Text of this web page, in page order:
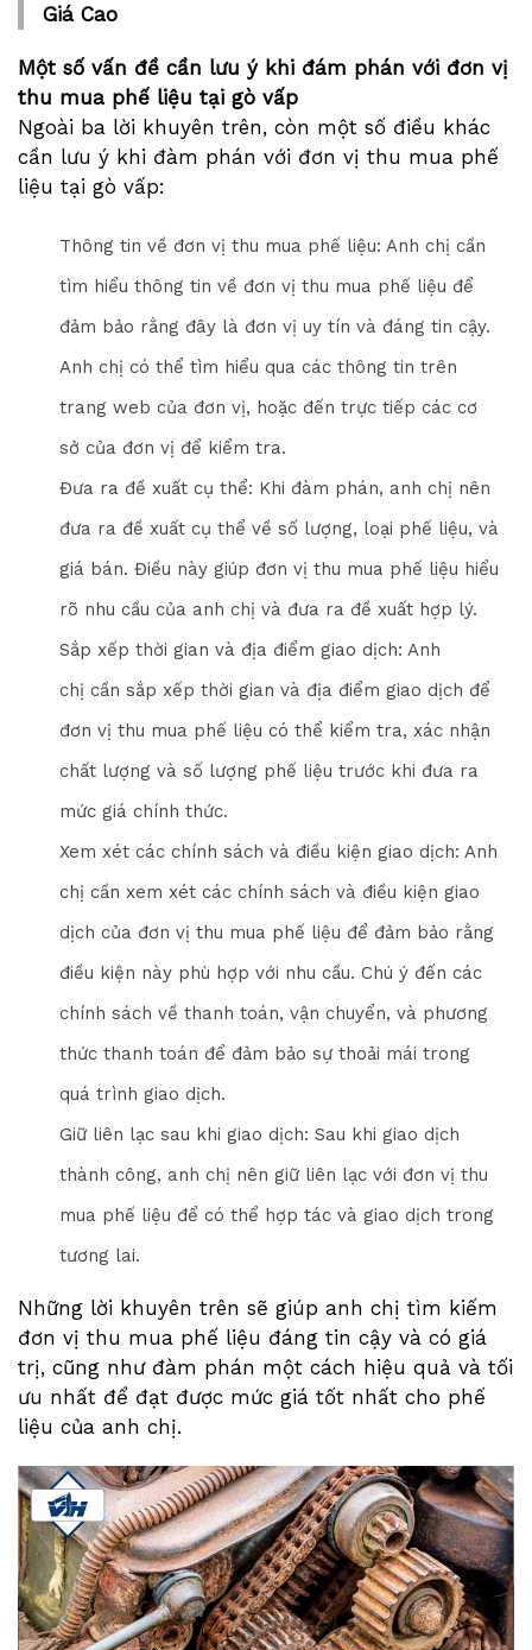
Giá Cao
Một số vấn đề cần lưu ý khi đám phán với đơn vị
thu mua phế liệu tại gò vấp
Ngoài ba lời khuyên trên, còn một số điều khác
cần lưu ý khi đàm phán với đơn vị thu mua phế
liệu tại gò vấp:
Thông tin về đơn vị thu mua phế liệu: Anh chị cần
tìm hiểu thông tin về đơn vị thu mua phế liệu để
đảm bảo rằng đây là đơn vị uy tín và đáng tin cậy.
Anh chị có thể tìm hiểu qua các thông tin trên
trang web của đơn vị, hoặc đến trực tiếp các cơ
sở của đơn vị để kiểm tra.
Đưa ra đề xuất cụ thể: Khi đàm phán, anh chị nên
đưa ra đề xuất cụ thể về số lượng, loại phế liệu, và
giá bán. Điều này giúp đơn vị thu mua phế liệu hiểu
rõ nhu cầu của anh chị và đưa ra đề xuất hợp lý.
Sắp xếp thời gian và địa điểm giao dịch: Anh
chị cần sắp xếp thời gian và địa điểm giao dịch để
đơn vị thu mua phế liệu có thể kiểm tra, xác nhận
chất lượng và số lượng phế liệu trước khi đưa ra
mức giá chính thức.
Xem xét các chính sách và điều kiện giao dịch: Anh
chị cần xem xét các chính sách và điều kiện giao
dịch của đơn vị thu mua phế liệu để đảm bảo rằng
điều kiện này phù hợp với nhu cầu. Chú ý đến các
chính sách về thanh toán, vận chuyển, và phương
thức thanh toán để đảm bảo sự thoải mái trong
quá trình giao dịch.
Giữ liên lạc sau khi giao dịch: Sau khi giao dịch
thành công, anh chị nên giữ liên lạc với đơn vị thu
mua phế liệu để có thể hợp tác và giao dịch trong
tương lai.
Những lời khuyên trên sẽ giúp anh chị tìm kiếm
đơn vị thu mua phế liệu đáng tin cậy và có giá
trị, cũng như đàm phán một cách hiệu quả và tối
ưu nhất để đạt được mức giá tốt nhất cho phế
liệu của anh chị.